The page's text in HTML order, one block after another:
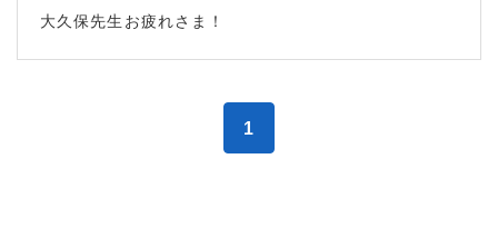
大久保先生お疲れさま！
1